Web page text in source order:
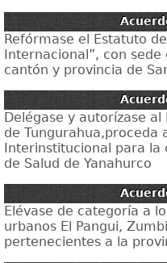
Refórmase el Estatuto
Internacional”, con
cantón y provincia de
Delégase y autorízase
de Tungurahua,proceda
Interinstitucional para la
de Salud de Yanahurco
Elévase de categoría a
urbanos El Pangui,
pertenecientes a la